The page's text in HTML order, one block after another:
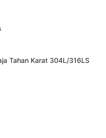
Tahan Karat 304L/316LS